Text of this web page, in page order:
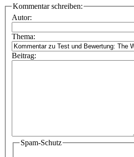
Kommentar schreiben:
Autor:
Thema:
Beitrag:
Spam-Schutz